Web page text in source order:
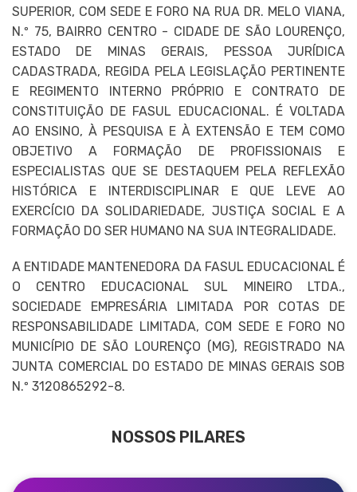
SUPERIOR, COM SEDE E FORO NA RUA DR. MELO VIANA,
N.º 75, BAIRRO CENTRO - CIDADE DE SÃO LOURENÇO,
ESTADO DE MINAS GERAIS, PESSOA JURÍDICA
CADASTRADA, REGIDA PELA LEGISLAÇÃO PERTINENTE
E REGIMENTO INTERNO PRÓPRIO E CONTRATO DE
CONSTITUIÇÃO DE FASUL EDUCACIONAL. É VOLTADA
AO ENSINO, À PESQUISA E À EXTENSÃO E TEM COMO
OBJETIVO A FORMAÇÃO DE PROFISSIONAIS E
ESPECIALISTAS QUE SE DESTAQUEM PELA REFLEXÃO
HISTÓRICA E INTERDISCIPLINAR E QUE LEVE AO
EXERCÍCIO DA SOLIDARIEDADE, JUSTIÇA SOCIAL E A
FORMAÇÃO DO SER HUMANO NA SUA INTEGRALIDADE.
A ENTIDADE MANTENEDORA DA FASUL EDUCACIONAL É
O CENTRO EDUCACIONAL SUL MINEIRO LTDA.,
SOCIEDADE EMPRESÁRIA LIMITADA POR COTAS DE
RESPONSABILIDADE LIMITADA, COM SEDE E FORO NO
MUNICÍPIO DE SÃO LOURENÇO (MG), REGISTRADO NA
JUNTA COMERCIAL DO ESTADO DE MINAS GERAIS SOB
N.º 3120865292-8.
NOSSOS PILARES